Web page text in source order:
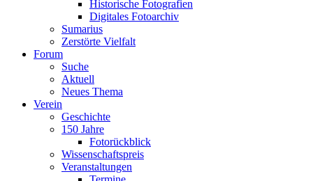
Historische Fotografien
Digitales Fotoarchiv
Sumarius
Zerstörte Vielfalt
Forum
Suche
Aktuell
Neues Thema
Verein
Geschichte
150 Jahre
Fotorückblick
Wissenschaftspreis
Veranstaltungen